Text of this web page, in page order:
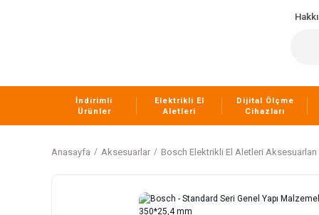
İndirimli
Ürünler
Elektrikli El
Aletleri
Dijital Ölçme
Cihazları
Anasayfa Aksesuarlar Bosch Elektrikli El Aletleri Aksesuarları